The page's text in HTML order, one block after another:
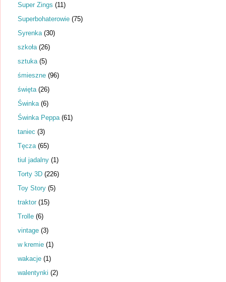
Super Zings (11)
Superbohaterowie (75)
Syrenka (30)
szkoła (26)
sztuka (5)
śmieszne (96)
święta (26)
Świnka (6)
Świnka Peppa (61)
taniec (3)
Tęcza (65)
tiul jadalny (1)
Torty 3D (226)
Toy Story (5)
traktor (15)
Trolle (6)
vintage (3)
w kremie (1)
wakacje (1)
walentynki (2)